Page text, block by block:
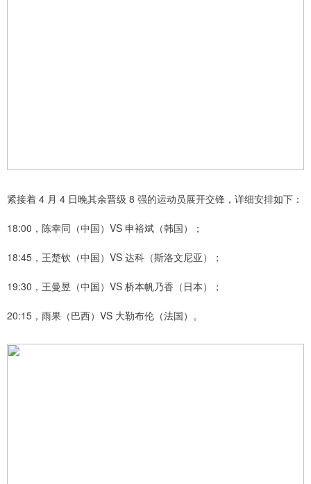
紧接着 4 月 4 日晚其余晋级 8 强的运动员展开交锋，详细安排如下：
18:00，陈幸同（中国）VS 申裕斌（韩国）；
18:45，王楚钦（中国）VS 达科（斯洛文尼亚）；
19:30，王曼昱（中国）VS 桥本帆乃香（日本）；
20:15，雨果（巴西）VS 大勒布伦（法国）。